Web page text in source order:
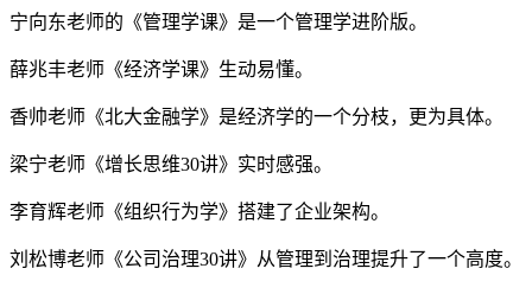
宁向东老师的《管理学课》是一个管理学进阶版。
薛兆丰老师《经济学课》生动易懂。
香帅老师《北大金融学》是经济学的一个分枝，更为具体。
梁宁老师《增长思维30讲》实时感强。
李育辉老师《组织行为学》搭建了企业架构。
刘松博老师《公司治理30讲》从管理到治理提升了一个高度。